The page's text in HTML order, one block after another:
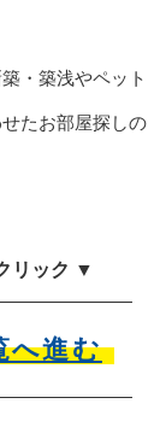
・築浅やペット
たお部屋探しの
リック ▼
へ進む